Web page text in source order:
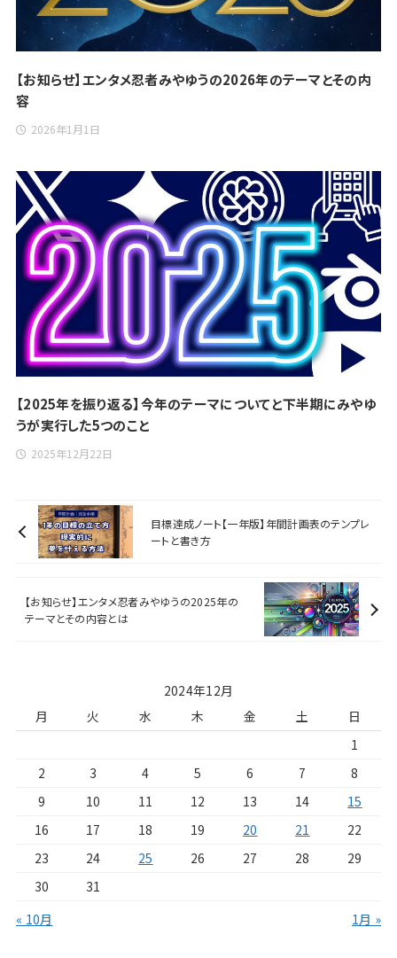
【お知らせ】エンタメ忍者みやゆうの2026年のテーマとその内
容
2026年1月1日
【2025年を振り返る】今年のテーマについてと下半期にみやゆ
うが実行した5つのこと
2025年12月22日
目標達成ノート【一年版】年間計画表のテンプレ
ートと書き方
【お知らせ】エンタメ忍者みやゆうの2025年の
テーマとその内容とは
2024年12月
月
火 水 木 金 土
日
1
2
3 4 5 6 7
8
9
10 11 12 13 14
15
16
17 18 19 20 21
22
23
24 25 26 27 28
29
30
31
« 10月
1月 »